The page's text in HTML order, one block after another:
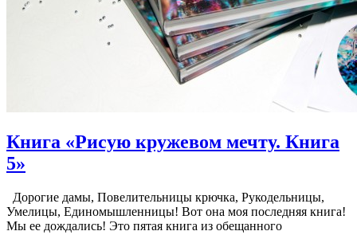
Книга «Рисую кружевом мечту. Книга
5»
Дорогие дамы, Повелительницы крючка, Рукодельницы,
Умелицы, Единомышленницы! Вот она моя последняя книга!
Мы ее дождались! Это пятая книга из обещанного